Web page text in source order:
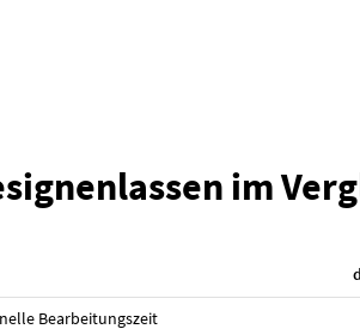
im
Bearbeitungszeit